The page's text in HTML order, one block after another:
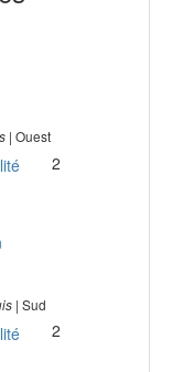
| Ouest
2
| Sud
2